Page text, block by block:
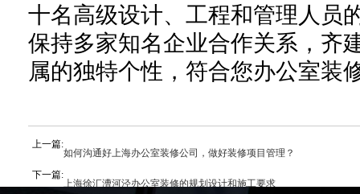
十名高级设计、工程和管理人员
保持多家知名企业合作关系， 齐
属的独特个性，符合您办公室装
上一篇:如何沟通好上海办公室装修公司，做好装修项目管理？
下一篇:上海徐汇漕河泾办公室装修的规划设计和施工要求